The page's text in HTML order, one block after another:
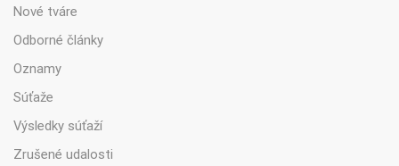
Nové tváre
Odborné články
Oznamy
Súťaže
Výsledky súťaží
Zrušené udalosti